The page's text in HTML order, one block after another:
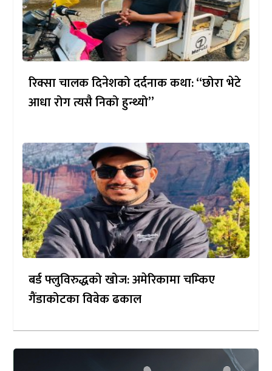
रिक्सा चालक दिनेशको दर्दनाक कथा: “छोरा भेटे
आधा रोग त्यसै निको हुन्थ्यो”
बर्ड फ्लुविरुद्धको खोज: अमेरिकामा चम्किए
गैंडाकोटका विवेक ढकाल